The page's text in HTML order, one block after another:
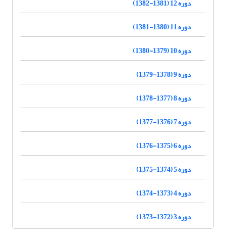
دوره 12 (1381-1382)
دوره 11 (1380-1381)
دوره 10 (1379-1380)
دوره 9 (1378-1379)
دوره 8 (1377-1378)
دوره 7 (1376-1377)
دوره 6 (1375-1376)
دوره 5 (1374-1375)
دوره 4 (1373-1374)
دوره 3 (1372-1373)